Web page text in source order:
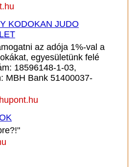
KODOKAN JUDO
az adója 1%-val a
egyesületünk felé
18596148-1-03,
MBH Bank 51400037-